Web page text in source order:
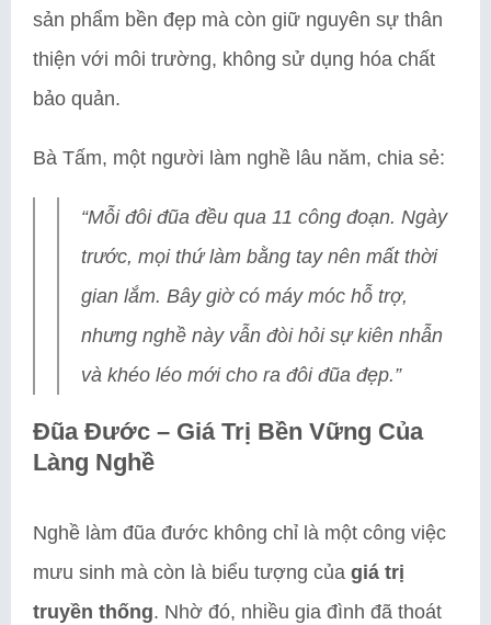
sản phẩm bền đẹp mà còn giữ nguyên sự thân
thiện với môi trường, không sử dụng hóa chất
bảo quản.
Bà Tấm, một người làm nghề lâu năm, chia sẻ:
“Mỗi đôi đũa đều qua 11 công đoạn. Ngày
trước, mọi thứ làm bằng tay nên mất thời
gian lắm. Bây giờ có máy móc hỗ trợ,
nhưng nghề này vẫn đòi hỏi sự kiên nhẫn
và khéo léo mới cho ra đôi đũa đẹp.”
Đũa Đước – Giá Trị Bền Vững Của
Làng Nghề
Nghề làm đũa đước không chỉ là một công việc
mưu sinh mà còn là biểu tượng của giá trị
truyền thống. Nhờ đó, nhiều gia đình đã thoát